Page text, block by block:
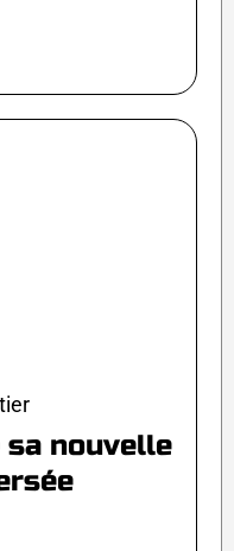
nouvelle